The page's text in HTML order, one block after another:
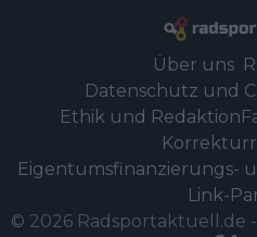
Über uns
Datenschutz und
Ethik und Redaktion
Eigentumsfinanzierungs-
Link-
© 2026 Radsportaktuell.de -